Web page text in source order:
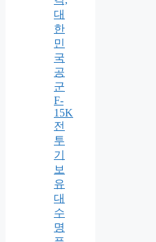
대
한
민
국
공
군
F-
15K
전
투
기
보
유
대
수
명